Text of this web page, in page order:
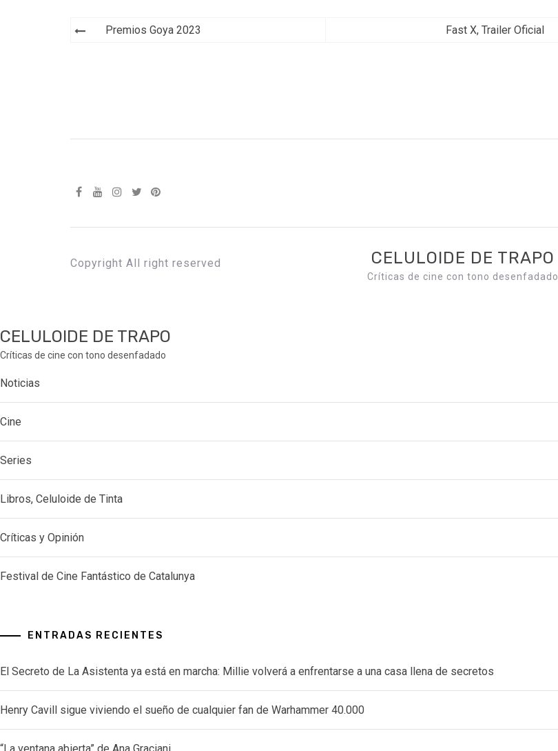
Navegación
Premios Goya 2023 Fast X, Trailer Oficial
Copyright All right reserved CELULOIDE DE TRAPO
Críticas de cine con tono desenfadado
CELULOIDE DE TRAPO
Críticas de cine con tono desenfadado
Noticias
Cine
Series
Libros, Celuloide de Tinta
Críticas y Opinión
Festival de Cine Fantástico de Catalunya
ENTRADAS RECIENTES
El Secreto de La Asistenta ya está en marcha: Millie volverá a enfrentarse a una casa llena de secretos
Henry Cavill sigue viviendo el sueño de cualquier fan de Warhammer 40.000